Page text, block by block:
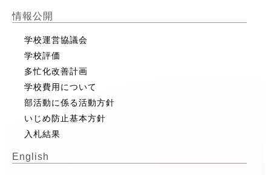
情報公開
学校運営協議会
学校評価
多忙化改善計画
学校費用について
部活動に係る活動方針
いじめ防止基本方針
入札結果
English